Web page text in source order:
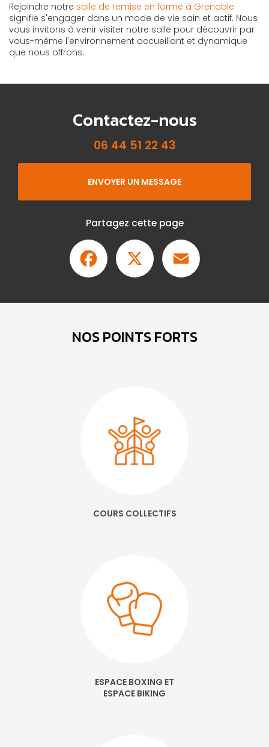
Rejoindre notre salle de remise en forme à Grenoble
signifie s'engager dans un mode de vie sain et actif. Nous
vous invitons à venir visiter notre salle pour découvrir par
vous-même l'environnement accueillant et dynamique
que nous offrons.
Contactez-nous
06 44 51 22 43
ENVOYER UN MESSAGE
Partagez cette page
Facebook
NOS POINTS FORTS
COURS COLLECTIFS
ESPACE BOXING ET
ESPACE BIKING